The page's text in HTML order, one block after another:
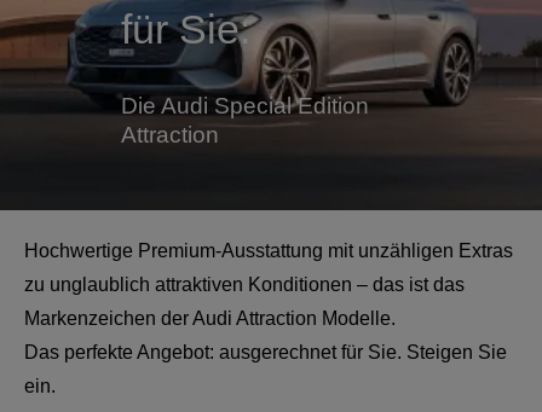
Audi kaufen
Service & Reparatur
Geschäftskunden
für Sie:
Die Audi Special Edition
Attraction
Hochwertige Premium-Ausstattung mit unzähligen Extras
zu unglaublich attraktiven Konditionen – das ist das
Markenzeichen der Audi Attraction Modelle.
Das perfekte Angebot: ausgerechnet für Sie. Steigen Sie
ein.